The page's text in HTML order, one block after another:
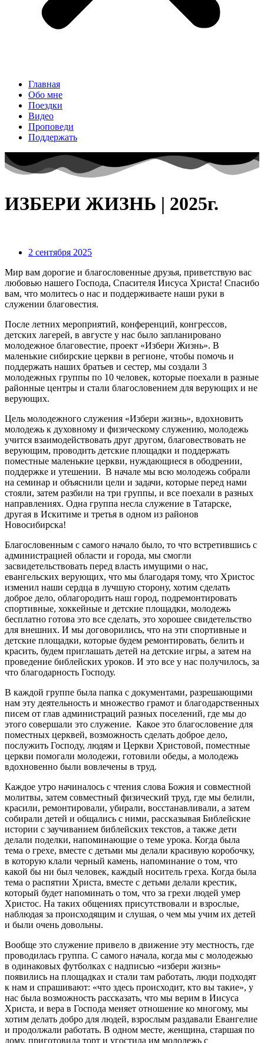
Главная
Обо мне
Поездки
Видео
Проповеди
Поддержать
ИЗБЕРИ ЖИЗНЬ | 2025г.
2 сентября 2025
Мир вам дорогие и благословенные друзья, приветствую вас
любовью нашего Господа, Спасителя Иисуса Христа! Спасибо
вам, что молитесь о нас и поддерживаете наши руки в
служении благовестия.
После летних мероприятий, конференций, конгрессов,
детских лагерей, в августе у нас было запланировано
молодежное благовестие, проект «Избери Жизнь». В
маленькие сибирские церкви в регионе, чтобы помочь и
поддержать наших братьев и сестер, мы создали 3
молодежных группы по 10 человек, которые поехали в разные
районные центры и стали благословением для верующих и не
верующих.
Цель молодежного служения «Избери жизнь», вдохновить
молодежь к духовному и физическому служению, молодежь
учится взаимодействовать друг другом, благовествовать не
верующим, проводить детские площадки и поддержать
поместные маленькие церкви, нуждающиеся в ободрении,
поддержке и утешении. В начале мы всю молодежь собрали
на семинар и объяснили цели и задачи, которые перед нами
стояли, затем разбили на три группы, и все поехали в разных
направлениях. Одна группа несла служение в Татарске,
другая в Искитиме и третья в одном из районов
Новосибирска!
Благословенным с самого начало было, то что встретившись с
администрацией области и города, мы смогли
засвидетельствовать перед власть имущими о нас,
евангельских верующих, что мы благодаря тому, что Христос
изменил наши сердца в лучшую сторону, хотим сделать
доброе дело, облагородить наш город, подремонтировать
спортивные, хоккейные и детские площадки, молодежь
бесплатно готова это все сделать, это хорошее свидетельство
для внешних. И мы договорились, что на эти спортивные и
детские площадки, которые будем ремонтировать, белить и
красить, будем приглашать детей на детские игры, а затем на
проведение библейских уроков. И это все у нас получилось, за
что благодарность Господу.
В каждой группе была папка с документами, разрешающими
нам эту деятельность и множество грамот и благодарственных
писем от глав администраций разных поселений, где мы до
этого совершали это служение. Какое это благословение для
поместных церквей, возможность сделать доброе дело,
послужить Господу, людям и Церкви Христовой, поместные
церкви помогали молодежи, готовили обеды, а молодежь
вдохновенно были вовлечены в труд.
Каждое утро начиналось с чтения слова Божия и совместной
молитвы, затем совместный физический труд, где мы белили,
красили, ремонтировали, убирали, восстанавливали, а затем
собирали детей и общались с ними, рассказывая Библейские
истории с заучиванием библейских текстов, а также дети
делали поделки, напоминающие о теме урока. Когда была
тема о грехе, вместе с детьми мы делали красивую коробочку,
в которую клали черный камень, напоминание о том, что
какой бы ни был человек, каждый носитель греха. Когда была
тема о распятии Христа, вместе с детьми делали крестик,
который будет напоминать о том, что за грехи людей умер
Христос. На таких общениях присутствовали и взрослые,
наблюдая за происходящим и слушая, о чем мы учим их детей
и были очень довольны.
Вообще это служение привело в движение эту местность, где
проводилась группа. С самого начала, когда мы с молодежью
в одинаковых футболках с надписью «избери жизнь»
появились на площадках и стали там работать, люди подходят
к нам и спрашивают: «что здесь происходит, кто вы такие», у
нас была возможность рассказать, что мы верим в Иисуса
Христа, и вера в Господа меняет отношение ко многому, мы
хотим делать добро для людей, взрослым раздавали Евангелие
и продолжали работать. В одном месте, женщина, старшая по
дому, приготовила торт и угостила им молодежь с